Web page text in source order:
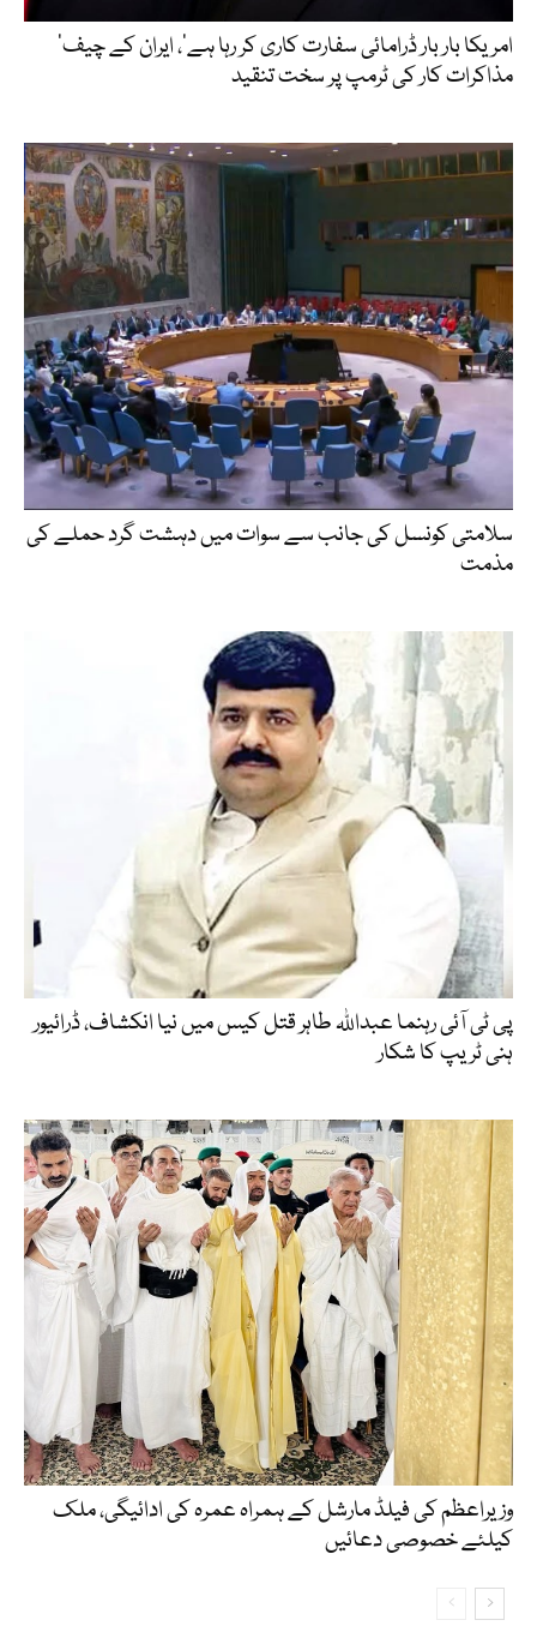
’امریکا بار بار ڈرامائی سفارت کاری کر رہا ہے‘، ایران کے چیف
مذاکرات کار کی ٹرمپ پر سخت تنقید
سلامتی کونسل کی جانب سے سوات میں دہشت گرد حملے کی
مذمت
پی ٹی آئی رہنما عبداللہ طاہر قتل کیس میں نیا انکشاف، ڈرائیور
ہنی ٹریپ کا شکار
وزیراعظم کی فیلڈ مارشل کے ہمراہ عمرہ کی ادائیگی، ملک
کیلئے خصوصی دعائیں